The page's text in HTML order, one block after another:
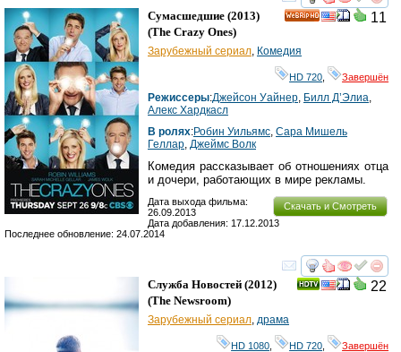
смотреть
11
Сумасшедшие (2013)
(The Crazy Ones)
Зарубежный сериал, Комедия
HD 720 Завершён
Режиссеры:Джейсон Уайнер, Билл Д’Элиа,
Алекс Хардкасл
В ролях:Робин Уильямс, Сара Мишель
Геллар, Джеймс Волк
Комедия рассказывает об отношениях отца
и дочери, работающих в мире рекламы.
Скачать и Смотреть
Дата выхода фильма:
26.09.2013
Дата добавления: 17.12.2013
Последнее обновление: 24.07.2014
смотреть
22
Служба Новостей (2012)
(The Newsroom)
Зарубежный сериал, драма
HD 1080 HD 720 Завершён